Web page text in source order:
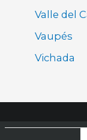
Valle del
Vaupés
Vichada